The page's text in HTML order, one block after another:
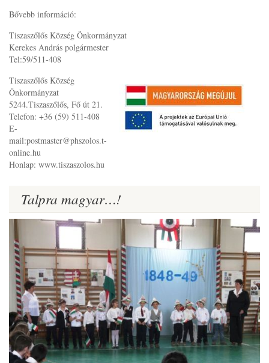
Bővebb információ:
Tiszaszőlős Község Önkormányzat
Kerekes András polgármester
Tel:59/511-408
Tiszaszőlős Község
Önkormányzat
5244.Tiszaszőlős, Fő út 21.
Telefon: +36 (59) 511-408
E-
mail:postmaster@phszolos.t-
online.hu
Honlap: www.tiszaszolos.hu
Talpra magyar…!